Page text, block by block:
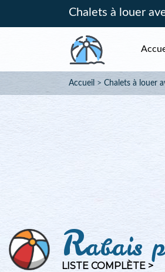
Chalets à louer
Accueil Chalets à louer
Rabais
LISTE COMPLÈTE >